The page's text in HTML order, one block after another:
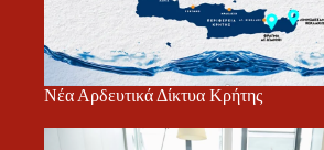
Νέα Αρδευτικά Δίκτυα Κρήτης